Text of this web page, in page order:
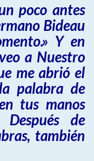
poco antes
Bideau
Y en
a Nuestro
me abrió el
palabra de
tus manos
de
también